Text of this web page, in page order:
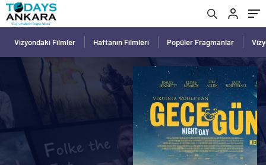
Vizyondaki Filmler Haftanın Filmleri Popüler Fragmanlar